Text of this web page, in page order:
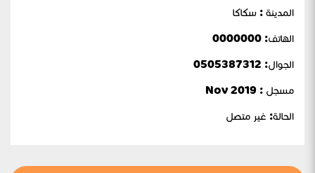
المدينة : سكاكا
الهاتف: 0000000
الجوال:
مسجل : Nov 2019
الحالة: غير متصل